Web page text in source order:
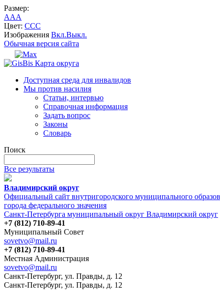
Размер:
AAA
Цвет: CCC
Изображения Вкл.Выкл.
Обычная версия сайта
Карта округа
Доступная среда для инвалидов
Мы против насилия
Статьи, интервью
Справочная информация
Задать вопрос
Законы
Словарь
Поиск
Все результаты
Владимирский округ
Официальный сайт внутригородского муниципального
города федерального значения
Санкт-Петербурга муниципальный округ Владимирский округ
+7 (812) 710-89-41
Муниципальный Совет
sovetvo@mail.ru
+7 (812) 710-89-41
Местная Администрация
sovetvo@mail.ru
Санкт-Петербург, ул. Правды, д. 12
Санкт-Петербург, ул. Правды, д. 12